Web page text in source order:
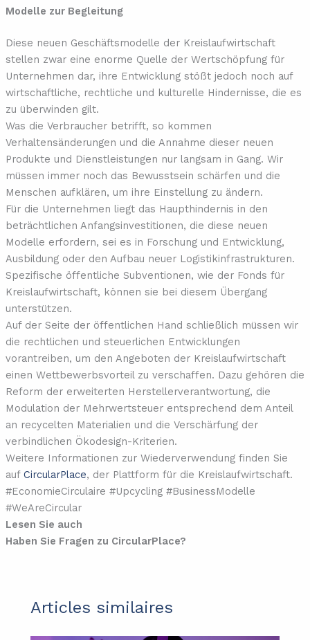
Modelle zur Begleitung
Diese neuen Geschäftsmodelle der Kreislaufwirtschaft
stellen zwar eine enorme Quelle der Wertschöpfung für
Unternehmen dar, ihre Entwicklung stößt jedoch noch auf
wirtschaftliche, rechtliche und kulturelle Hindernisse, die es
zu überwinden gilt.
Was die Verbraucher betrifft, so kommen
Verhaltensänderungen und die Annahme dieser neuen
Produkte und Dienstleistungen nur langsam in Gang. Wir
müssen immer noch das Bewusstsein schärfen und die
Menschen aufklären, um ihre Einstellung zu ändern.
Für die Unternehmen liegt das Haupthindernis in den
beträchtlichen Anfangsinvestitionen, die diese neuen
Modelle erfordern, sei es in Forschung und Entwicklung,
Ausbildung oder den Aufbau neuer Logistikinfrastrukturen.
Spezifische öffentliche Subventionen, wie der Fonds für
Kreislaufwirtschaft, können sie bei diesem Übergang
unterstützen.
Auf der Seite der öffentlichen Hand schließlich müssen wir
die rechtlichen und steuerlichen Entwicklungen
vorantreiben, um den Angeboten der Kreislaufwirtschaft
einen Wettbewerbsvorteil zu verschaffen. Dazu gehören die
Reform der erweiterten Herstellerverantwortung, die
Modulation der Mehrwertsteuer entsprechend dem Anteil
an recycelten Materialien und die Verschärfung der
verbindlichen Ökodesign-Kriterien.
Weitere Informationen zur Wiederverwendung finden Sie
auf CircularPlace, der Plattform für die Kreislaufwirtschaft.
#EconomieCirculaire #Upcycling #BusinessModelle
#WeAreCircular
Lesen Sie auch
Haben Sie Fragen zu CircularPlace?
Articles similaires